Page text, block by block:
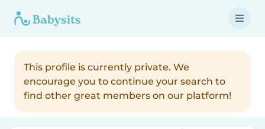
This profile is currently private. We
encourage you to continue your search to
find other great members on our platform!